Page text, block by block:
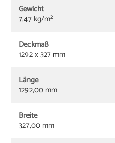
Gewicht
7,47 kg/m²
Deckmaß
1292 x 327 mm
Länge
1292,00 mm
Breite
327,00 mm